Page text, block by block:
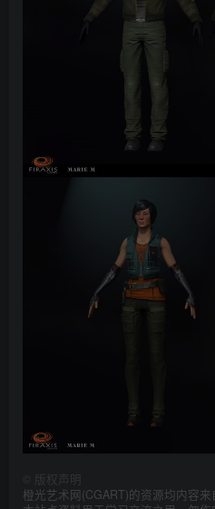
版权声明
橙光艺术网(CGART)的资源均内容